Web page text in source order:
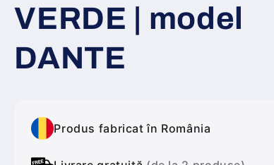
VERDE | model
DANTE
Produs fabricat în România